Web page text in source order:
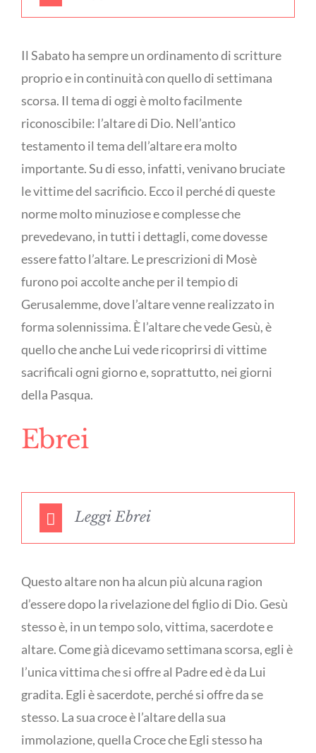
Il Sabato ha sempre un ordinamento di scritture
proprio e in continuità con quello di settimana
scorsa. Il tema di oggi è molto facilmente
riconoscibile: l’altare di Dio. Nell’antico
testamento il tema dell’altare era molto
importante. Su di esso, infatti, venivano bruciate
le vittime del sacrificio. Ecco il perché di queste
norme molto minuziose e complesse che
prevedevano, in tutti i dettagli, come dovesse
essere fatto l’altare. Le prescrizioni di Mosè
furono poi accolte anche per il tempio di
Gerusalemme, dove l’altare venne realizzato in
forma solennissima. È l’altare che vede Gesù, è
quello che anche Lui vede ricoprirsi di vittime
sacrificali ogni giorno e, soprattutto, nei giorni
della Pasqua.
Ebrei
Leggi Ebrei
Questo altare non ha alcun più alcuna ragion
d’essere dopo la rivelazione del figlio di Dio. Gesù
stesso è, in un tempo solo, vittima, sacerdote e
altare. Come già dicevamo settimana scorsa, egli è
l’unica vittima che si offre al Padre ed è da Lui
gradita. Egli è sacerdote, perché si offre da se
stesso. La sua croce è l’altare della sua
immolazione, quella Croce che Egli stesso ha